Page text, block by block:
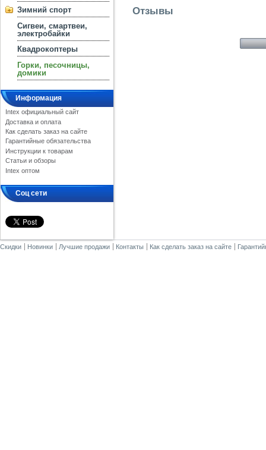
Зимний спорт
Сигвеи, смартвеи,
электробайки
Квадрокоптеры
Горки, песочницы,
домики
Информация
Intex официальный сайт
Доставка и оплата
Как сделать заказ на сайте
Гарантийные обязательства
Инструкции к товарам
Статьи и обзоры
Intex оптом
Соц сети
Отзывы
Скидки Новинки Лучшие продажи Контакты Как сделать заказ на сайте